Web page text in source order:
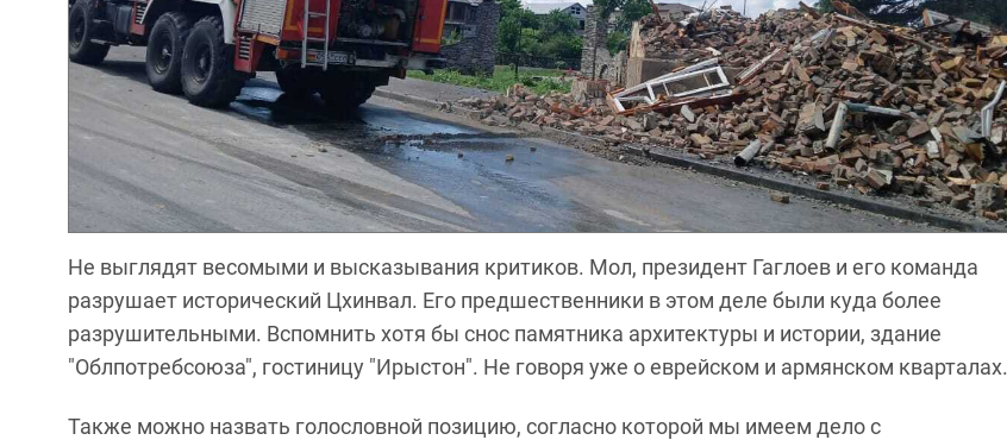
Не выглядят весомыми и высказывания критиков. Мол, президент Гаглоев и его команда
разрушает исторический Цхинвал. Его предшественники в этом деле были куда более
разрушительными. Вспомнить хотя бы снос памятника архитектуры и истории, здание
"Облпотребсоюза", гостиницу "Ирыстон". Не говоря уже о еврейском и армянском кварталах.
Также можно назвать голословной позицию, согласно которой мы имеем дело с